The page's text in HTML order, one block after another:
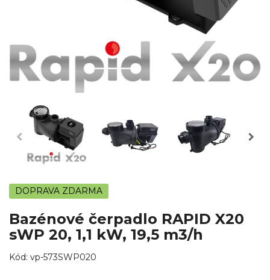
DOPRAVA ZDARMA
Bazénové čerpadlo RAPID X20
sWP 20, 1,1 kW, 19,5 m3/h
Kód: vp-573SWP020